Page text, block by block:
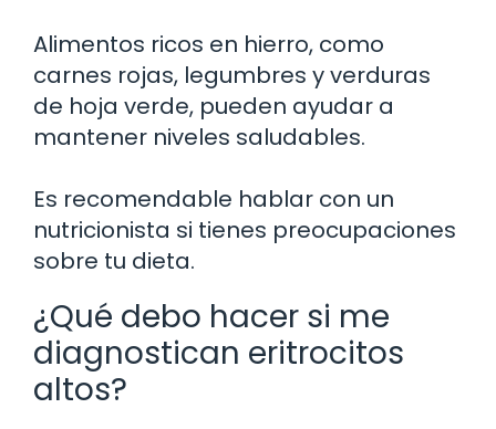
Alimentos ricos en hierro, como
carnes rojas, legumbres y verduras
de hoja verde, pueden ayudar a
mantener niveles saludables.
Es recomendable hablar con un
nutricionista si tienes preocupaciones
sobre tu dieta.
¿Qué debo hacer si me
diagnostican eritrocitos
altos?